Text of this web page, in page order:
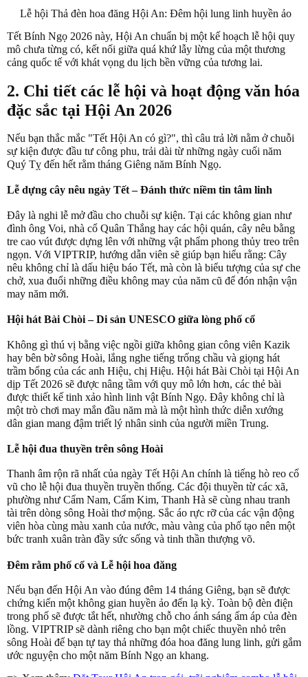
Lễ hội Thả đèn hoa đăng Hội An: Đêm hội lung linh huyền ảo
Tết Bính Ngọ 2026 này, Hội An chuẩn bị một kế hoạch lễ hội quy
mô chưa từng có, kết nối giữa quá khứ lẫy lừng của một thương
cảng quốc tế với khát vọng du lịch bền vững của tương lai.
2. Chi tiết các lễ hội và hoạt động văn hóa
đặc sắc tại Hội An 2026
Nếu bạn thắc mắc "Tết Hội An có gì?", thì câu trả lời nằm ở chuỗi
sự kiện được đầu tư công phu, trải dài từ những ngày cuối năm
Quý Tỵ đến hết rằm tháng Giêng năm Bính Ngọ.
Lễ dựng cây nêu ngày Tết – Đánh thức niềm tin tâm linh
Đây là nghi lễ mở đầu cho chuỗi sự kiện. Tại các không gian như
đình ông Voi, nhà cổ Quân Thắng hay các hội quán, cây nêu bằng
tre cao vút được dựng lên với những vật phẩm phong thủy treo trên
ngọn. Với VIPTRIP, hướng dẫn viên sẽ giúp bạn hiểu rằng: Cây
nêu không chỉ là dấu hiệu báo Tết, mà còn là biểu tượng của sự che
chở, xua đuổi những điều không may của năm cũ để đón nhận vận
may năm mới.
Hội hát Bài Chòi – Di sản UNESCO giữa lòng phố cổ
Không gì thú vị bằng việc ngồi giữa không gian công viên Kazik
hay bên bờ sông Hoài, lắng nghe tiếng trống chầu và giọng hát
trầm bổng của các anh Hiệu, chị Hiệu. Hội hát Bài Chòi tại Hội An
dịp Tết 2026 sẽ được nâng tầm với quy mô lớn hơn, các thẻ bài
được thiết kế tinh xảo hình linh vật Bính Ngọ. Đây không chỉ là
một trò chơi may mắn đầu năm mà là một hình thức diễn xướng
dân gian mang đậm triết lý nhân sinh của người miền Trung.
Lễ hội đua thuyền trên sông Hoài
Thanh âm rộn rã nhất của ngày Tết Hội An chính là tiếng hò reo cổ
vũ cho lễ hội đua thuyền truyền thống. Các đội thuyền từ các xã,
phường như Cẩm Nam, Cẩm Kim, Thanh Hà sẽ cùng nhau tranh
tài trên dòng sông Hoài thơ mộng. Sắc áo rực rỡ của các vận động
viên hòa cùng màu xanh của nước, màu vàng của phố tạo nên một
bức tranh xuân tràn đầy sức sống và tinh thần thượng võ.
Đêm rằm phố cổ và Lễ hội hoa đăng
Nếu bạn đến Hội An vào đúng đêm 14 tháng Giêng, bạn sẽ được
chứng kiến một không gian huyền ảo đến lạ kỳ. Toàn bộ đèn điện
trong phố sẽ được tắt hết, nhường chỗ cho ánh sáng ấm áp của đèn
lồng. VIPTRIP sẽ dành riêng cho bạn một chiếc thuyền nhỏ trên
sông Hoài để bạn tự tay thả những đóa hoa đăng lung linh, gửi gắm
ước nguyện cho một năm Bính Ngọ an khang.